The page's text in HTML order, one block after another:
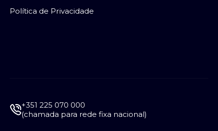
Política de Privacidade
+351 225 070 000
(chamada para rede fixa nacional)